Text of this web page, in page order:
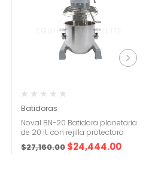
Batidoras
Noval BN-20 Batidora planetaria
de 20 lt. con rejilla protectora
$27,160.00 $24,444.00